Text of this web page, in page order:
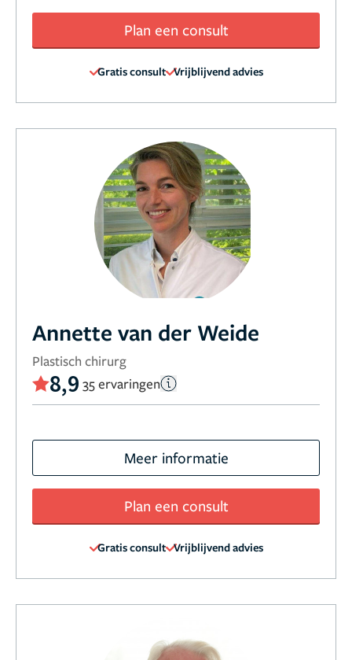
Plan een consult
Gratis consult Vrijblijvend advies
Annette van der Weide
Plastisch chirurg
8,9 35 ervaringen
Meer informatie
Plan een consult
Gratis consult Vrijblijvend advies